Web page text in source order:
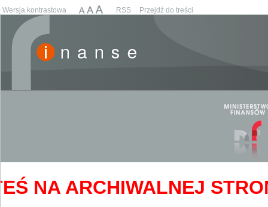
Wersja kontrastowa RSS Przejdź do treści
NA ARCHIWALNEJ